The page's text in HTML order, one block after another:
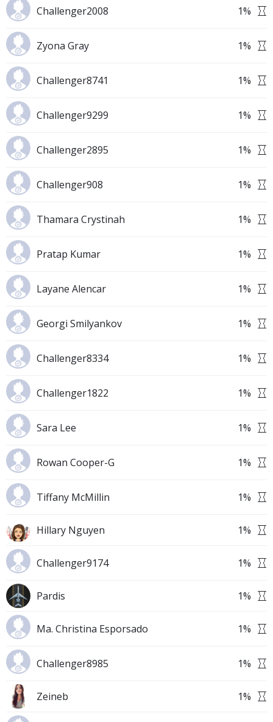
Challenger2008 1%
Zyona Gray 1%
Challenger8741 1%
Challenger9299 1%
Challenger2895 1%
Challenger908 1%
Thamara Crystinah 1%
Pratap Kumar 1%
Layane Alencar 1%
Georgi Smilyankov 1%
Challenger8334 1%
Challenger1822 1%
Sara Lee 1%
Rowan Cooper-G 1%
Tiffany McMillin 1%
Hillary Nguyen 1%
Challenger9174 1%
Pardis 1%
Ma. Christina Esporsado 1%
Challenger8985 1%
Zeineb 1%